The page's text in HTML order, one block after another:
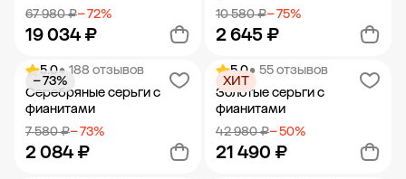
67 980 ₽− 72%
19 034 ₽
Добавить в корзину
10 580 ₽− 75%
2 645 ₽
Добавить в корзину
5.0• 188 отзывов
Серебряные серьги с
фианитами
7 580 ₽− 73%
2 084 ₽
− 73%
5.0• 55 отзывов
Золотые серьги с
фианитами
42 980 ₽− 50%
21 490 ₽
ХИТ